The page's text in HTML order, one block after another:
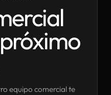
equipo comercial te